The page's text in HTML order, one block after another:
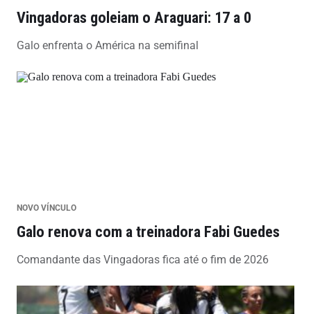
Vingadoras goleiam o Araguari: 17 a 0
Galo enfrenta o América na semifinal
NOVO VÍNCULO
Galo renova com a treinadora Fabi Guedes
Comandante das Vingadoras fica até o fim de 2026